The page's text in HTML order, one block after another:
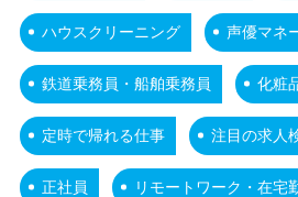
ハウスクリーニング 声優マネ
鉄道乗務員・船舶乗務員 化粧
定時で帰れる仕事 注目の求人
正社員 リモートワーク・在宅